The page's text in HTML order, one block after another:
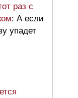
раз с
: А если
упадет